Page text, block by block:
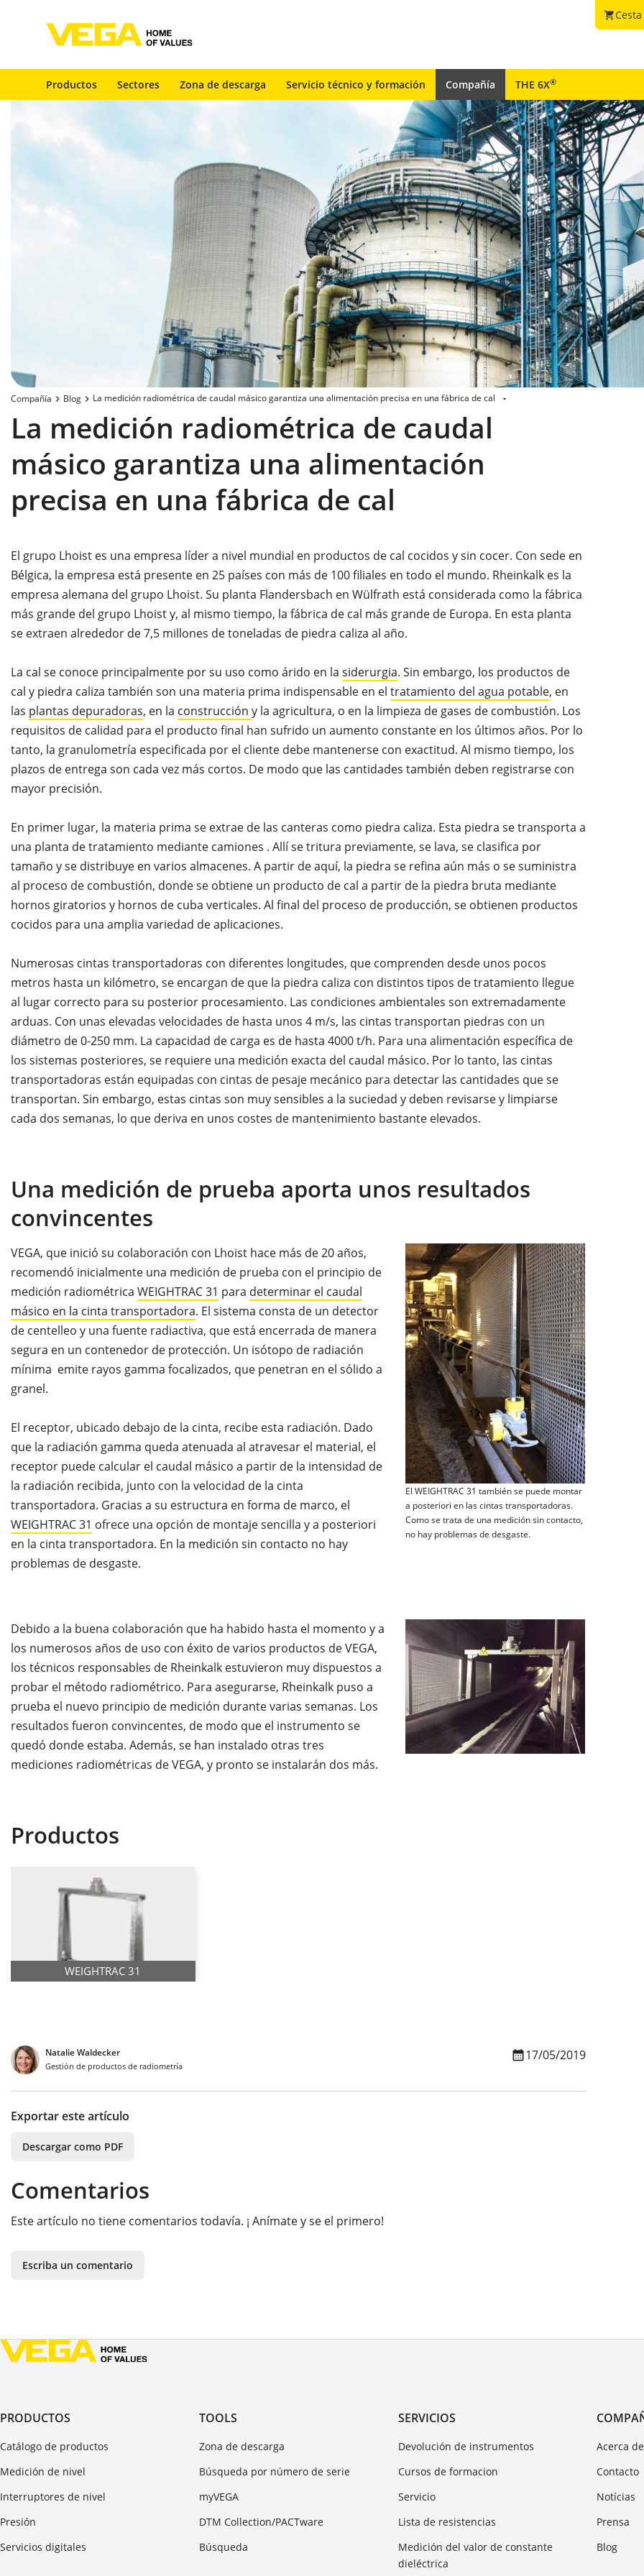
shopping_cart
Productos Sectores Zona de descarga Servicio técnico y formación Compañía THE 6X®
Compañía Blog La medición radiométrica de caudal másico garantiza una alimentación precisa en una fábrica de cal
La medición radiométrica de caudal
másico garantiza una alimentación
precisa en una fábrica de cal
El grupo Lhoist es una empresa líder a nivel mundial en productos de cal cocidos y sin cocer. Con sede en
Bélgica, la empresa está presente en 25 países con más de 100 filiales en todo el mundo. Rheinkalk es la
empresa alemana del grupo Lhoist. Su planta Flandersbach en Wülfrath está considerada como la fábrica
más grande del grupo Lhoist y, al mismo tiempo, la fábrica de cal más grande de Europa. En esta planta
se extraen alrededor de 7,5 millones de toneladas de piedra caliza al año.
La cal se conoce principalmente por su uso como árido en la siderurgia. Sin embargo, los productos de
cal y piedra caliza también son una materia prima indispensable en el tratamiento del agua potable, en
las plantas depuradoras, en la construcción y la agricultura, o en la limpieza de gases de combustión. Los
requisitos de calidad para el producto final han sufrido un aumento constante en los últimos años. Por lo
tanto, la granulometría especificada por el cliente debe mantenerse con exactitud. Al mismo tiempo, los
plazos de entrega son cada vez más cortos. De modo que las cantidades también deben registrarse con
mayor precisión.
En primer lugar, la materia prima se extrae de las canteras como piedra caliza. Esta piedra se transporta a
una planta de tratamiento mediante camiones . Allí se tritura previamente, se lava, se clasifica por
tamaño y se distribuye en varios almacenes. A partir de aquí, la piedra se refina aún más o se suministra
al proceso de combustión, donde se obtiene un producto de cal a partir de la piedra bruta mediante
hornos giratorios y hornos de cuba verticales. Al final del proceso de producción, se obtienen productos
cocidos para una amplia variedad de aplicaciones.
Numerosas cintas transportadoras con diferentes longitudes, que comprenden desde unos pocos
metros hasta un kilómetro, se encargan de que la piedra caliza con distintos tipos de tratamiento llegue
al lugar correcto para su posterior procesamiento. Las condiciones ambientales son extremadamente
arduas. Con unas elevadas velocidades de hasta unos 4 m/s, las cintas transportan piedras con un
diámetro de 0-250 mm. La capacidad de carga es de hasta 4000 t/h. Para una alimentación específica de
los sistemas posteriores, se requiere una medición exacta del caudal másico. Por lo tanto, las cintas
transportadoras están equipadas con cintas de pesaje mecánico para detectar las cantidades que se
transportan. Sin embargo, estas cintas son muy sensibles a la suciedad y deben revisarse y limpiarse
cada dos semanas, lo que deriva en unos costes de mantenimiento bastante elevados.
Una medición de prueba aporta unos resultados
convincentes
El WEIGHTRAC 31 también se puede montar
a posteriori en las cintas transportadoras.
Como se trata de una medición sin contacto,
no hay problemas de desgaste.
VEGA, que inició su colaboración con Lhoist hace más de 20 años,
recomendó inicialmente una medición de prueba con el principio de
medición radiométrica WEIGHTRAC 31 para determinar el caudal
másico en la cinta transportadora. El sistema consta de un detector
de centelleo y una fuente radiactiva, que está encerrada de manera
segura en un contenedor de protección. Un isótopo de radiación
mínima emite rayos gamma focalizados, que penetran en el sólido a
granel.
El receptor, ubicado debajo de la cinta, recibe esta radiación. Dado
que la radiación gamma queda atenuada al atravesar el material, el
receptor puede calcular el caudal másico a partir de la intensidad de
la radiación recibida, junto con la velocidad de la cinta
transportadora. Gracias a su estructura en forma de marco, el
WEIGHTRAC 31 ofrece una opción de montaje sencilla y a posteriori
en la cinta transportadora. En la medición sin contacto no hay
problemas de desgaste.
Debido a la buena colaboración que ha habido hasta el momento y a
los numerosos años de uso con éxito de varios productos de VEGA,
los técnicos responsables de Rheinkalk estuvieron muy dispuestos a
probar el método radiométrico. Para asegurarse, Rheinkalk puso a
prueba el nuevo principio de medición durante varias semanas. Los
resultados fueron convincentes, de modo que el instrumento se
quedó donde estaba. Además, se han instalado otras tres
mediciones radiométricas de VEGA, y pronto se instalarán dos más.
Productos
WEIGHTRAC 31
Natalie Waldecker
Gestión de productos de radiometría
17/05/2019
Exportar este artículo
Descargar como PDF
Comentarios
Este artículo no tiene comentarios todavía. ¡ Anímate y se el primero!
Escriba un comentario
PRODUCTOS
Catálogo de productos
Medición de nivel
Interruptores de nivel
Presión
Servicios digitales
TOOLS
Zona de descarga
Búsqueda por número de serie
myVEGA
DTM Collection/PACTware
Búsqueda
SERVICIOS
Devolución de instrumentos
Cursos de formacion
Servicio
Lista de resistencias
Medición del valor de constante
dieléctrica
Acerca
Contacto
Notícias
Prensa
Blog